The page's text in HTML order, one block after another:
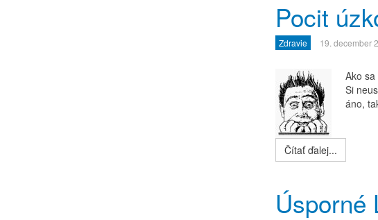
Pocit
Zdravie 19. december
Ako
Si
áno,
Čítať ďalej...
Úsporné